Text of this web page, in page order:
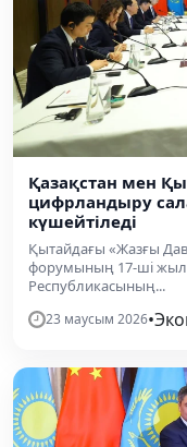
Қазақстан мен
цифрландыру
күшейтіледі
Қытайдағы «Жазғы
форумының 17-ші жыл
Республикасының...
23 маусым 2026•